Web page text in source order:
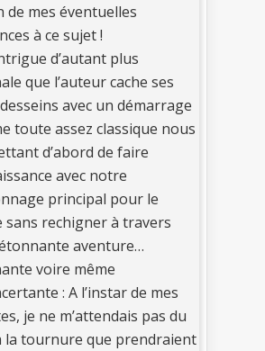
de mes éventuelles
à ce sujet !
d’autant plus
que l’auteur cache ses
avec un démarrage
toute assez classique nous
d’abord de faire
avec notre
principal pour le
sans rechigner à travers
aventure…
voire même
: A l’instar de mes
je ne m’attendais pas du
la tournure que prendraient